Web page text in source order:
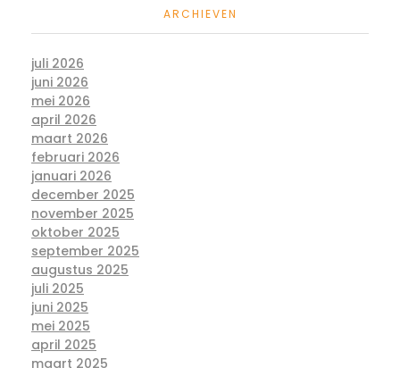
ARCHIEVEN
juli 2026
juni 2026
mei 2026
april 2026
maart 2026
februari 2026
januari 2026
december 2025
november 2025
oktober 2025
september 2025
augustus 2025
juli 2025
juni 2025
mei 2025
april 2025
maart 2025